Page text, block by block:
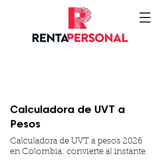
Calculadora de UVT a
Pesos
Calculadora de UVT a pesos 2026
en Colombia: convierte al instante